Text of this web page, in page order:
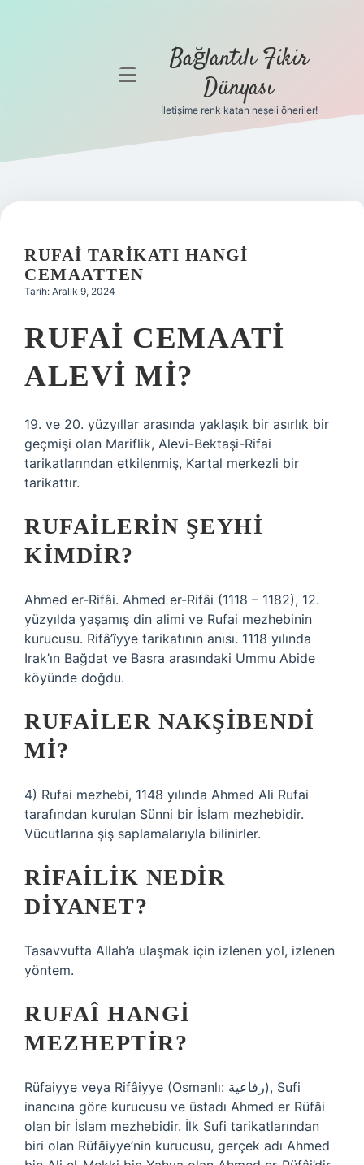
Gizlilik
Hakkımızda
menüyü
Bağlantılı Fikir
Dünyası
İletişime renk katan neşeli öneriler!
RUFAI TARIKATI HANGI
CEMAATTEN
Tarih: Aralık 9, 2024
RUFAI CEMAATI
ALEVI MI?
19. ve 20. yüzyıllar arasında yaklaşık bir asırlık bir
geçmişi olan Mariflik, Alevi-Bektaşi-Rifai
tarikatlarından etkilenmiş, Kartal merkezli bir
tarikattır.
RUFAILERIN ŞEYHI
KIMDIR?
Ahmed er-Rifâi. Ahmed er-Rifâi (1118 – 1182), 12.
yüzyılda yaşamış din alimi ve Rufai mezhebinin
kurucusu. Rifâ’îyye tarikatının anısı. 1118 yılında
Irak’ın Bağdat ve Basra arasındaki Ummu Abide
köyünde doğdu.
RUFAILER NAKŞIBENDI
MI?
4) Rufai mezhebi, 1148 yılında Ahmed Ali Rufai
tarafından kurulan Sünni bir İslam mezhebidir.
Vücutlarına şiş saplamalarıyla bilinirler.
RIFAILIK NEDIR
DIYANET?
Tasavvufta Allah’a ulaşmak için izlenen yol, izlenen
yöntem.
RUFAÎ HANGI
MEZHEPTIR?
Rüfaiyye veya Rifâiyye (Osmanlı: رفاعية), Sufi
inancına göre kurucusu ve üstadı Ahmed er Rüfâi
olan bir İslam mezhebidir. İlk Sufi tarikatlarından
biri olan Rüfâiyye’nin kurucusu, gerçek adı Ahmed